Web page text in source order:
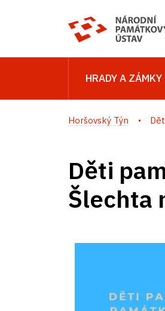
HRADY A ZÁMKY
Horšovský Týn
Děti
Šlechta